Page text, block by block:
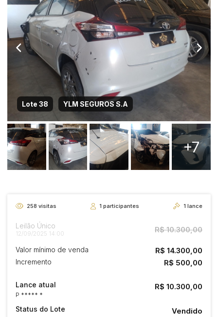
Lote 38 YLM SEGUROS S.A
+7
258 visitas 1 participantes 1 lance
Leilão Único
12/09/2025 14:00 R$ 10.300,00
Valor mínimo de venda R$ 14.300,00
Incremento R$ 500,00
Lance atual
P ***** *
R$ 10.300,00
Status do Lote Vendido